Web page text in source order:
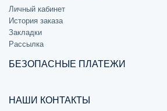
Личный кабинет
История заказа
Закладки
Рассылка
БЕЗОПАСНЫЕ ПЛАТЕЖИ
НАШИ КОНТАКТЫ